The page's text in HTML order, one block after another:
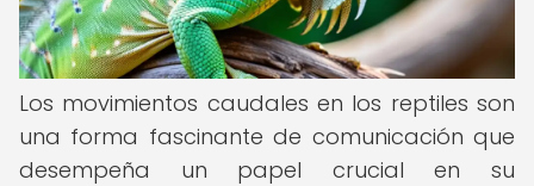
Los movimientos caudales en los reptiles son
una forma fascinante de comunicación que
desempeña un papel crucial en su